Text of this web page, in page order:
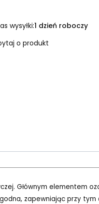
wysyłki:1 dzień roboczy
o produkt
Głównym elementem
zapewniając przy